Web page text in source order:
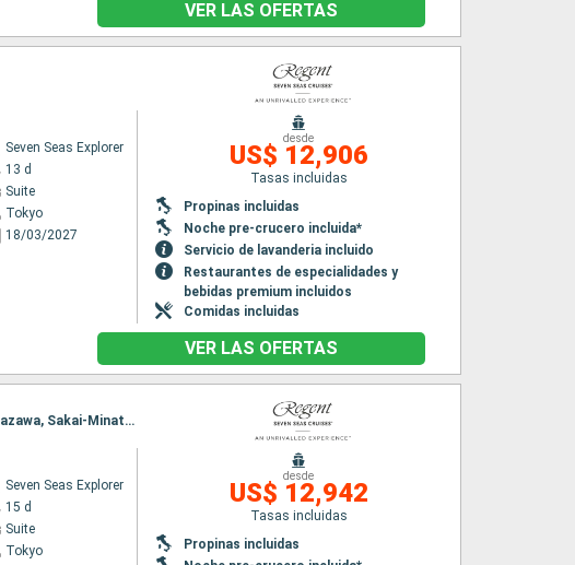
VER LAS OFERTAS
Seven Seas Explorer
13 d
Suite
Tokyo
18/03/2027
desde
US$ 12,906
Tasas incluidas
Propinas incluidas
Noche pre-crucero incluida*
Servicio de lavanderia incluido
Restaurantes de especialidades y
bebidas premium incluidos
Comidas incluidas
VER LAS OFERTAS
Itinerario : Tokyo, hittachinaka, Sendai, Miyako, Hakodate, aomori, Akita, Kanazawa, Sakai-Minato, Busan, Tokyo
Seven Seas Explorer
15 d
Suite
Tokyo
desde
US$ 12,942
Tasas incluidas
Propinas incluidas